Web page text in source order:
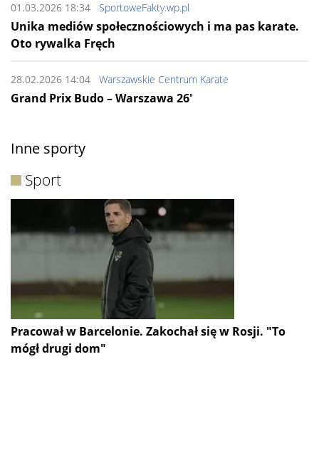
01.03.2026 18:34 SportoweFakty.wp.pl
Unika mediów społecznościowych i ma pas karate.
Oto rywalka Fręch
28.02.2026 14:04 Warszawskie Centrum Karate
Grand Prix Budo – Warszawa 26′
Inne sporty
Sport
Pracował w Barcelonie. Zakochał się w Rosji. "To
mógł drugi dom"